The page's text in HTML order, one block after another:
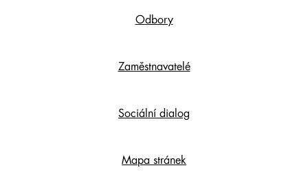
Odbory
Zaměstnavatelé
Sociální dialog
Mapa stránek